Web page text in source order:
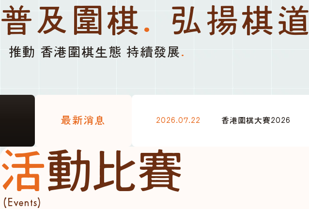
普及圍棋. 弘揚棋道
推動 香港圍棋生態 持續發展.
最新消息 2026.07.22 香港圍棋大賽2026
活動比賽
(Events)